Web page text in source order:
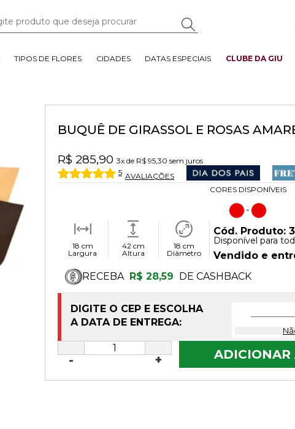
TIPOS DE FLORES CIDADES DATAS ESPECIAIS CLUBE DA GIU
BUQUÊ DE GIRASSOL E ROSAS
R$ 285,90 3x de R$ 95,30 sem juros
5 AVALIAÇÕES
CORES DISPONÍVEIS
18 cm
Largura
42 cm
Altura
18 cm
Diâmetro
Cód. Produto:
Disponível para
Vendido e
RECEBA R$ 28,59 DE CASHBACK
DIGITE O CEP E ESCOLHA
A DATA DE ENTREGA:
+
- ADICIONAR